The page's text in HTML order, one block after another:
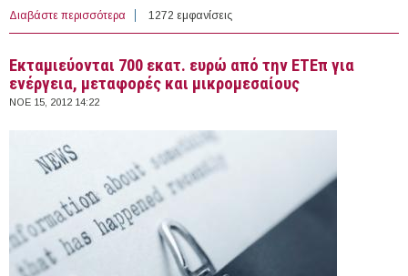
Διαβάστε περισσότερα για Προγράμματα venture capital για Πληροφορική και
Επικοινωνίες
1272 εμφανίσεις
Εκταμιεύονται 700 εκατ. ευρώ από την ΕΤΕπ για
ενέργεια, μεταφορές και μικρομεσαίους
ΝΟΕ 15, 2012 14:22